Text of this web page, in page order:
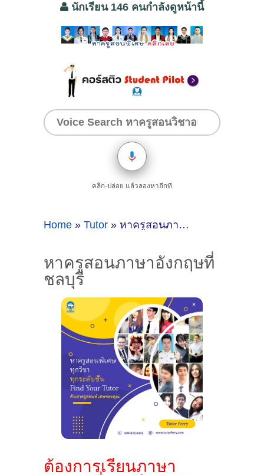
นักเรียน 146 คนกำลังดูหน้านี้
คลิก-ปล่อย แล้วลองหาอีกที
Home » Tutor » หาครูสอนภาษาอังกฤษที่ชลบุรี
หาครูสอนภาษาอังกฤษที่
ชลบุรี
ต้องการเรียนภาษา